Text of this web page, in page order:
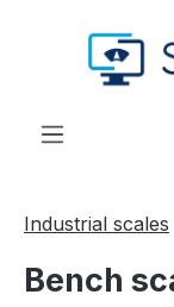
Passa al
Industrial scales
Bench